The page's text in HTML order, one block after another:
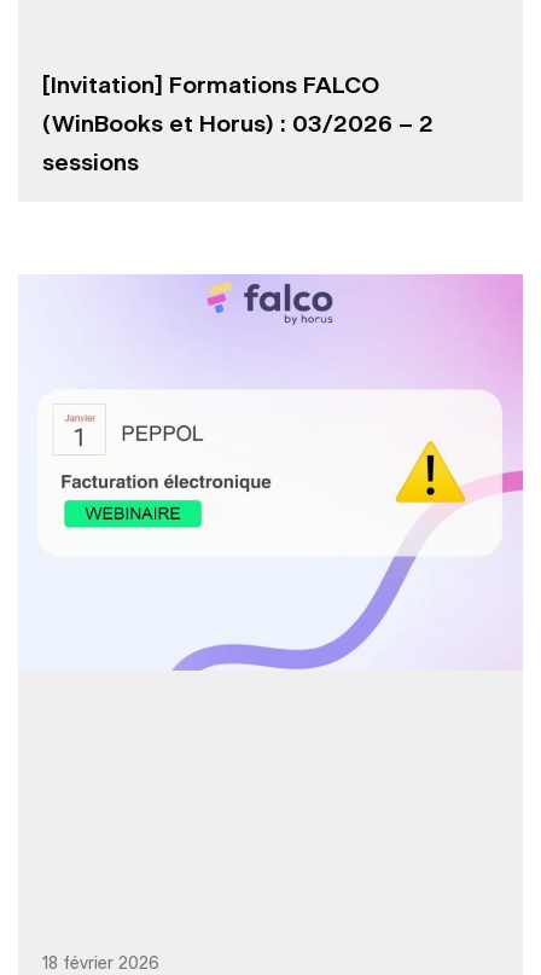
[Invitation] Formations FALCO
(WinBooks et Horus) : 03/2026 – 2
sessions
18 février 2026